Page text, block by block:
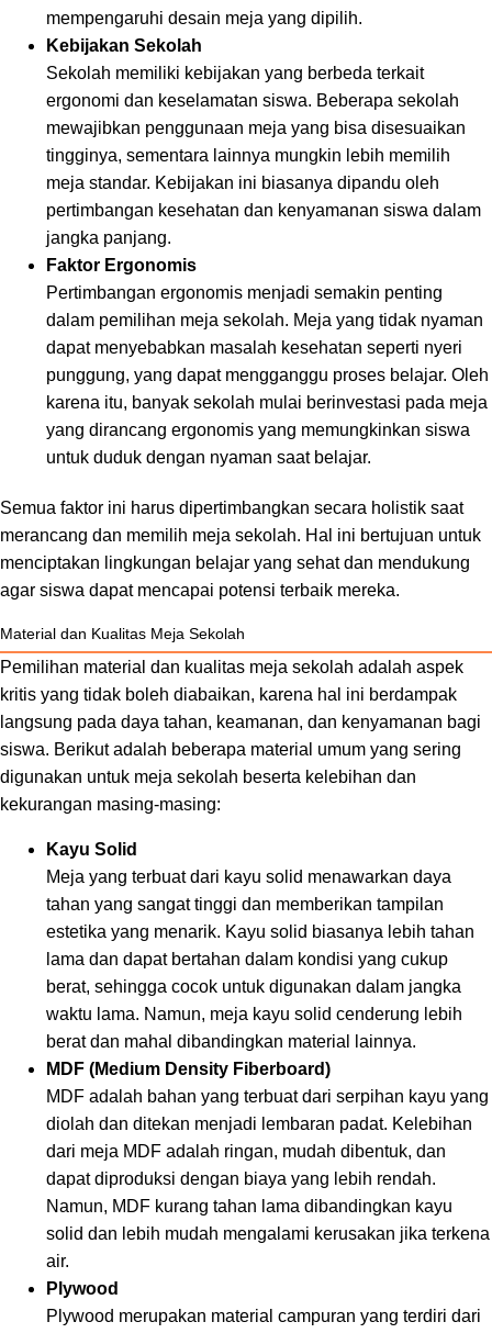
mempengaruhi desain meja yang dipilih.
Kebijakan Sekolah
Sekolah memiliki kebijakan yang berbeda terkait
ergonomi dan keselamatan siswa. Beberapa sekolah
mewajibkan penggunaan meja yang bisa disesuaikan
tingginya, sementara lainnya mungkin lebih memilih
meja standar. Kebijakan ini biasanya dipandu oleh
pertimbangan kesehatan dan kenyamanan siswa dalam
jangka panjang.
Faktor Ergonomis
Pertimbangan ergonomis menjadi semakin penting
dalam pemilihan meja sekolah. Meja yang tidak nyaman
dapat menyebabkan masalah kesehatan seperti nyeri
punggung, yang dapat mengganggu proses belajar. Oleh
karena itu, banyak sekolah mulai berinvestasi pada meja
yang dirancang ergonomis yang memungkinkan siswa
untuk duduk dengan nyaman saat belajar.
Semua faktor ini harus dipertimbangkan secara holistik saat
merancang dan memilih meja sekolah. Hal ini bertujuan untuk
menciptakan lingkungan belajar yang sehat dan mendukung
agar siswa dapat mencapai potensi terbaik mereka.
Material dan Kualitas Meja Sekolah
Pemilihan material dan kualitas meja sekolah adalah aspek
kritis yang tidak boleh diabaikan, karena hal ini berdampak
langsung pada daya tahan, keamanan, dan kenyamanan bagi
siswa. Berikut adalah beberapa material umum yang sering
digunakan untuk meja sekolah beserta kelebihan dan
kekurangan masing-masing:
Kayu Solid
Meja yang terbuat dari kayu solid menawarkan daya
tahan yang sangat tinggi dan memberikan tampilan
estetika yang menarik. Kayu solid biasanya lebih tahan
lama dan dapat bertahan dalam kondisi yang cukup
berat, sehingga cocok untuk digunakan dalam jangka
waktu lama. Namun, meja kayu solid cenderung lebih
berat dan mahal dibandingkan material lainnya.
MDF (Medium Density Fiberboard)
MDF adalah bahan yang terbuat dari serpihan kayu yang
diolah dan ditekan menjadi lembaran padat. Kelebihan
dari meja MDF adalah ringan, mudah dibentuk, dan
dapat diproduksi dengan biaya yang lebih rendah.
Namun, MDF kurang tahan lama dibandingkan kayu
solid dan lebih mudah mengalami kerusakan jika terkena
air.
Plywood
Plywood merupakan material campuran yang terdiri dari